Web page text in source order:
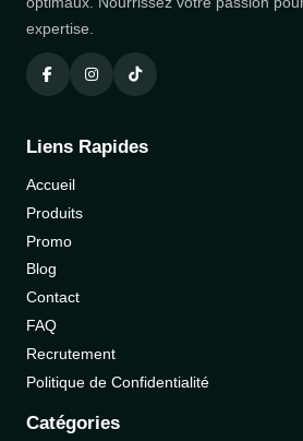
expertise.
Liens Rapides
Accueil
Produits
Promo
Blog
Contact
FAQ
Recrutement
Politique de Confidentialité
Catégories